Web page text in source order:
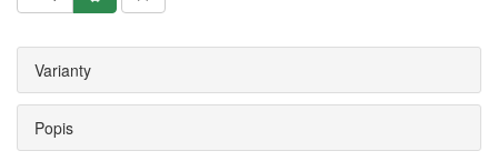
Varianty
Popis